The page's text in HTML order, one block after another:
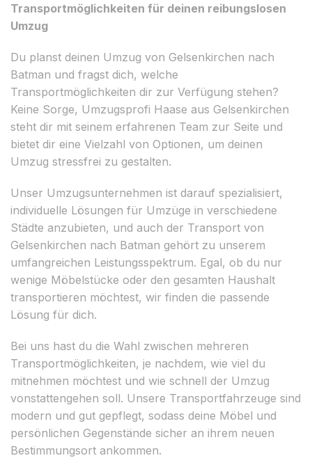
Transportmöglichkeiten für deinen reibungslosen
Umzug
Du planst deinen Umzug von Gelsenkirchen nach
Batman und fragst dich, welche
Transportmöglichkeiten dir zur Verfügung stehen?
Keine Sorge, Umzugsprofi Haase aus Gelsenkirchen
steht dir mit seinem erfahrenen Team zur Seite und
bietet dir eine Vielzahl von Optionen, um deinen
Umzug stressfrei zu gestalten.
Unser Umzugsunternehmen ist darauf spezialisiert,
individuelle Lösungen für Umzüge in verschiedene
Städte anzubieten, und auch der Transport von
Gelsenkirchen nach Batman gehört zu unserem
umfangreichen Leistungsspektrum. Egal, ob du nur
wenige Möbelstücke oder den gesamten Haushalt
transportieren möchtest, wir finden die passende
Lösung für dich.
Bei uns hast du die Wahl zwischen mehreren
Transportmöglichkeiten, je nachdem, wie viel du
mitnehmen möchtest und wie schnell der Umzug
vonstattengehen soll. Unsere Transportfahrzeuge sind
modern und gut gepflegt, sodass deine Möbel und
persönlichen Gegenstände sicher an ihrem neuen
Bestimmungsort ankommen.